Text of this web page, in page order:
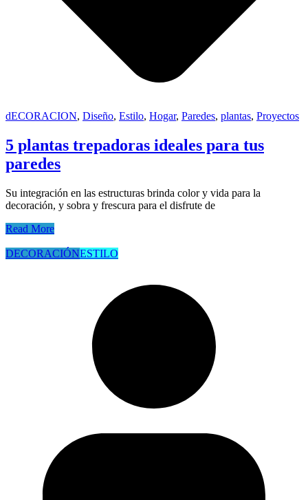
dECORACION, Diseño, Estilo, Hogar, Paredes, plantas, Proyectos
5 plantas trepadoras ideales para tus
paredes
Su integración en las estructuras brinda color y vida para la
decoración, y sobra y frescura para el disfrute de
Read More
DECORACIÓNESTILO